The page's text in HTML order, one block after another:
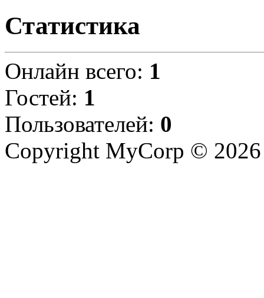
Статистика
Онлайн всего: 1
Гостей: 1
Пользователей: 0
Copyright MyCorp ©